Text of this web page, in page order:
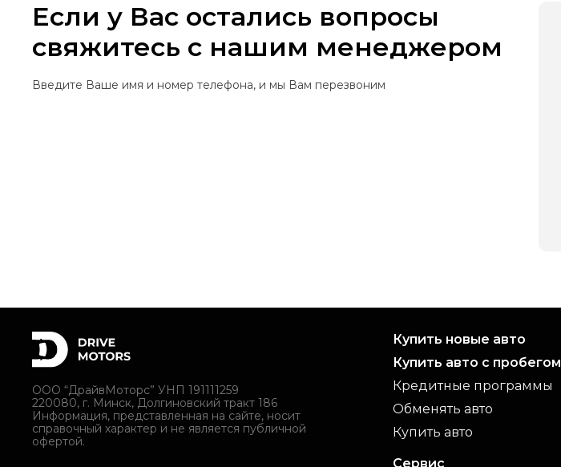
Если у Вас остались вопросы
свяжитесь с нашим менеджером
Введите Ваше имя и номер телефона, и мы Вам перезвоним
ООО “ДрайвМоторс” УНП 191111259
220080, г. Минск, Долгиновский тракт 186
Информация, представленная на сайте, носит
справочный характер и не является публичной
офертой.
Купить новые авто
Купить авто с пробегом
Кредитные программы
Обменять авто
Купить авто
Сервис